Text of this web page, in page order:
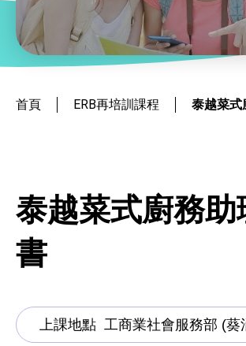
關於我們
ERB再培訓課程
就業掛鈎課程
少數族裔人士課程
青年培育計劃
首頁 ERB再培訓課程 泰越菜式
泰越菜式廚務
書